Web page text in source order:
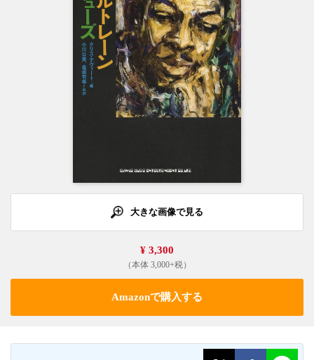
大きな画像で見る
¥ 3,300
（本体 3,000+税）
Amazonで購入する